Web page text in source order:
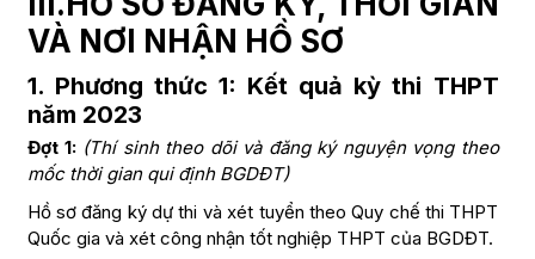
2 – 3 trang sáng tác truyện ngắn hoặc 5 trang
kịch bản phim ngắn.
Phim/ Video ngắn dưới 5 phút thể hiện khả
năng kể chuyện và góc nhìn.
Xét tuyển trên Kết quả học tập (Học bạ)
Trung học phổ thông theo tổ hợp 3 môn
Điểm trung bình cộng (03) ba môn
trong tổ hợp đạt từ 6,0 điểm trở lên:
chuyên môn ngành. Chọn 1 trong 3 hình
thức:
10 – 15 bức hình được sắp xếp kể chuyện.
2 – 3 trang sáng tác truyện ngắn hoặc 5 trang
kịch bản phim ngắn.
Phim/ Video ngắn dưới 5 phút thể hiện khả
năng kể chuyện và góc nhìn.
VÀ NƠI NHẬN HỒ SƠ
1. Phương thức 1: Kết quả kỳ thi THPT
năm 2023
Đợt 1: (Thí sinh theo dõi và đăng ký nguyện vọng theo
mốc thời gian qui định BGDĐT)
Hồ sơ đăng ký dự thi và xét tuyển theo Quy chế thi THPT
Quốc gia và xét công nhận tốt nghiệp THPT của BGDĐT.